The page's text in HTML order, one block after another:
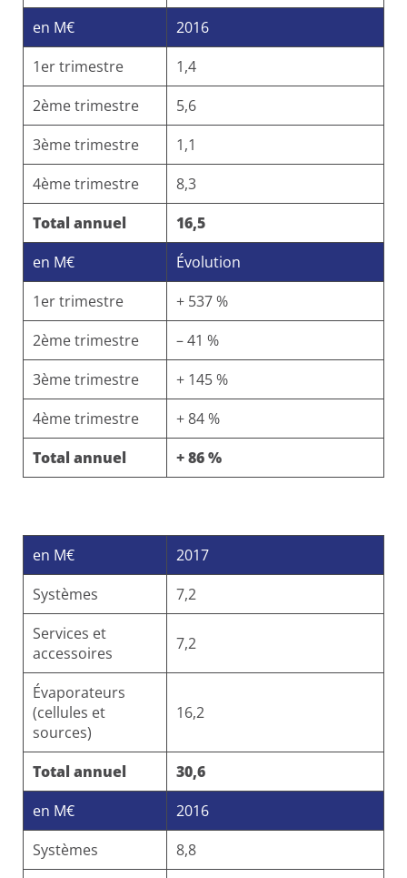
en M€
2016
1er trimestre
1,4
2ème trimestre
5,6
3ème trimestre
1,1
4ème trimestre
8,3
Total annuel
16,5
en M€
Évolution
1er trimestre
+ 537 %
2ème trimestre
– 41 %
3ème trimestre
+ 145 %
4ème trimestre
+ 84 %
Total annuel
+ 86 %
en M€
2017
Systèmes
7,2
Services et
accessoires
7,2
Évaporateurs
(cellules et
sources)
16,2
Total annuel
30,6
en M€
2016
Systèmes
8,8